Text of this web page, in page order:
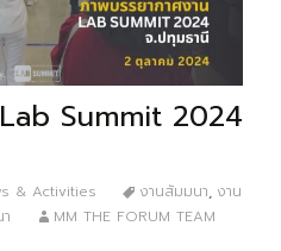
Summit 2024
& Activities งานสัมมนา, งาน
MM THE FORUM TEAM